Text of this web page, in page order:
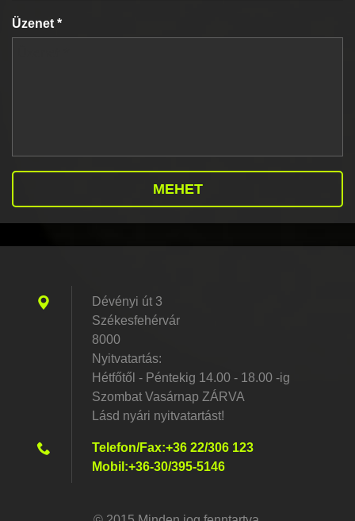
Üzenet *
Dévényi út 3
Székesfehérvár
8000
Nyitvatartás:
Hétfőtől - Péntekig 14.00 - 18.00 -ig
Szombat Vasárnap ZÁRVA
Lásd nyári nyitvatartást!
Telefon/Fax:+36 22/306 123
Mobil:+36-30/395-5146